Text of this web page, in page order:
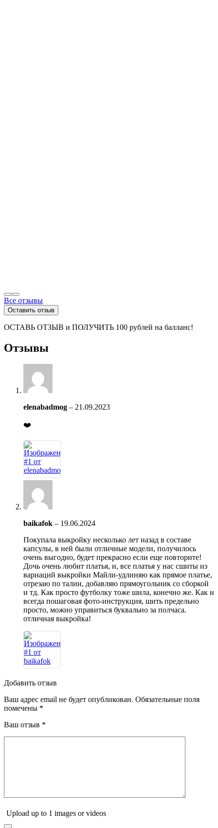
Все отзывы
Оставить отзыв
ОСТАВЬ ОТЗЫВ и ПОЛУЧИТЬ 100 рублей на балланс!
Отзывы
elenabadmog – 21.09.2023
❤️
baikafok – 19.06.2024
Покупала выкройку несколько лет назад в составе
капсулы, в ней были отличные модели, получилось
очень выгодно, будет прекрасно если еще повторите!
Дочь очень любит платья, и, все платья у нас сшиты из
вариаций выкройки Майли-удлиняю как прямое платье,
отрезаю по талии, добавляю прямоугольник со сборкой
и тд. Как просто футболку тоже шила, конечно же. Как и
всегда пошаговая фото-инструкция, шить предельно
просто, можно управиться буквально за полчаса.
отличная выкройка!
Добавить отзыв
Ваш адрес email не будет опубликован. Обязательные поля
помечены *
Ваш отзыв *
Upload up to 1 images or videos